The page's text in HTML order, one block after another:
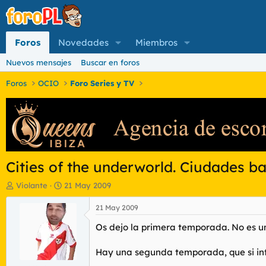
Foros Novedades Miembros
Nuevos mensajes Buscar en foros
Foros OCIO Foro Series y TV
Cities of the underworld. Ciudades
I
n
Violante
F
e
c
h
a
d
e
i
21 May 2009
21 May 2009
Os dejo la primera temporada. No es
Hay una segunda temporada, que si